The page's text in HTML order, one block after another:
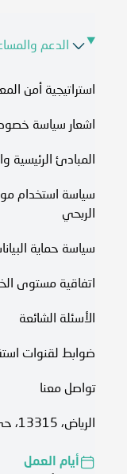
الدعم
استراتيجية أمن
اشعار سياسة
المبادئ الرئيسية
سياسة استخدام
الربحي
سياسة حماية
اتفاقية مستوى
الأسئلة الشائعة
ضوابط لقنوات
تواصل معنا
الرياض، 13315، حي الصحافة شارع العليا 7370 - 7298
أيام العمل